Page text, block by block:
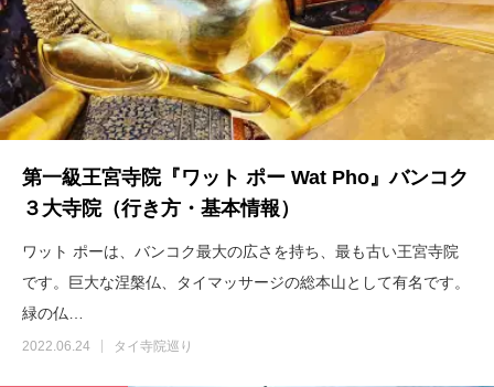
第一級王宮寺院『ワット ポー Wat Pho』バンコク
３大寺院（行き方・基本情報）
ワット ポーは、バンコク最大の広さを持ち、最も古い王宮寺院
です。巨大な涅槃仏、タイマッサージの総本山として有名です。
緑の仏…
2022.06.24 タイ寺院巡り